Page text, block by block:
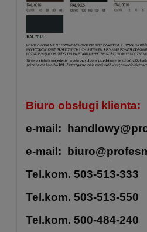
Biuro obsługi klienta:
e-mail:
e-mail:
Tel.kom. 503-513-333
Tel.kom. 503-513-550
Tel.kom. 500-484-240